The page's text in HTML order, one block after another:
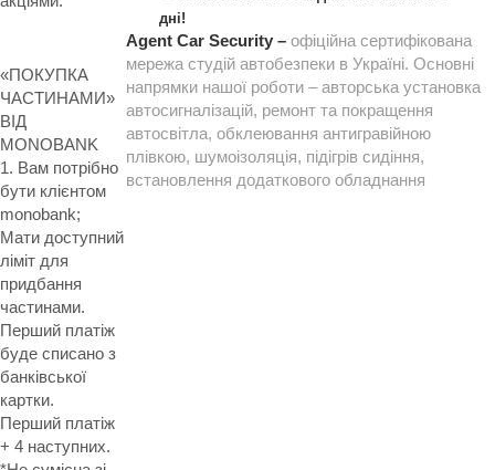
«ПОКУПКА
ЧАСТИНАМИ»
ВІД
MONOBANK
1. Вам потрібно
бути клієнтом
monobank;
Мати доступний
ліміт для
придбання
частинами.
Перший платіж
буде списано з
банківської
картки.
Перший платіж
+ 4 наступних.
дні!
Agent Car Security – офіційна сертифікована
мережа студій автобезпеки в Україні. Основні
напрямки нашої роботи – авторська установка
автосигналізацій, ремонт та покращення
автосвітла, обклеювання антигравійною
плівкою, шумоізоляція, підігрів сидіння,
встановлення додаткового обладнання